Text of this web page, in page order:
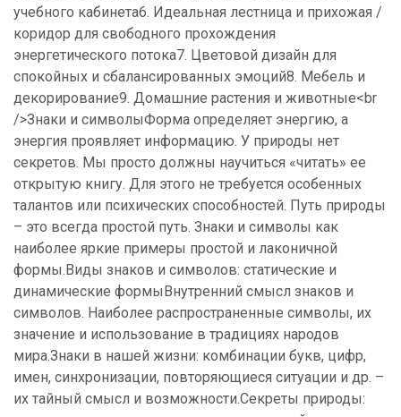
учебного кабинета6. Идеальная лестница и прихожая /
коридор для свободного прохождения
энергетического потока7. Цветовой дизайн для
спокойных и сбалансированных эмоций8. Мебель и
декорирование9. Домашние растения и животные<br
/>Знаки и символыФорма определяет энергию, а
энергия проявляет информацию. У природы нет
секретов. Мы просто должны научиться «читать» ее
открытую книгу. Для этого не требуется особенных
талантов или психических способностей. Путь природы
– это всегда простой путь. Знаки и символы как
наиболее яркие примеры простой и лаконичной
формы.Виды знаков и символов: статические и
динамические формыВнутренний смысл знаков и
символов. Наиболее распространенные символы, их
значение и использование в традициях народов
мира.Знаки в нашей жизни: комбинации букв, цифр,
имен, синхронизации, повторяющиеся ситуации и др. –
их тайный смысл и возможности.Секреты природы: